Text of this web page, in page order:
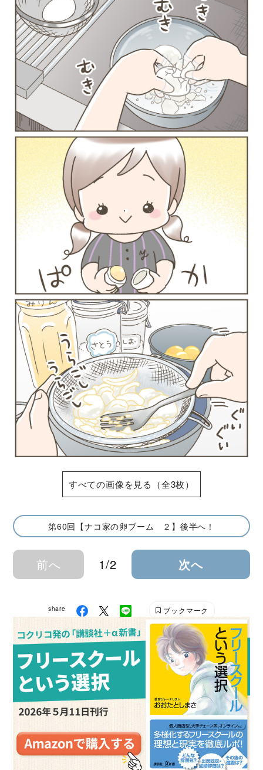
すべての画像を見る（全3枚）
第60回【ナコ家の卵ブーム ２】後半へ！
前へ 1/2 次へ
share ブックマーク